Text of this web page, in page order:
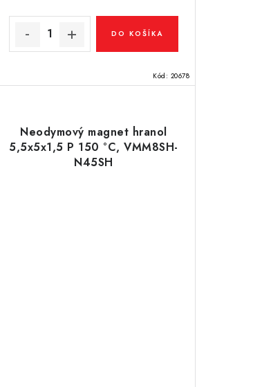
DO KOŠÍKA
Kód: 20678
Neodymový magnet hranol
5,5x5x1,5 P 150 °C, VMM8SH-
N45SH